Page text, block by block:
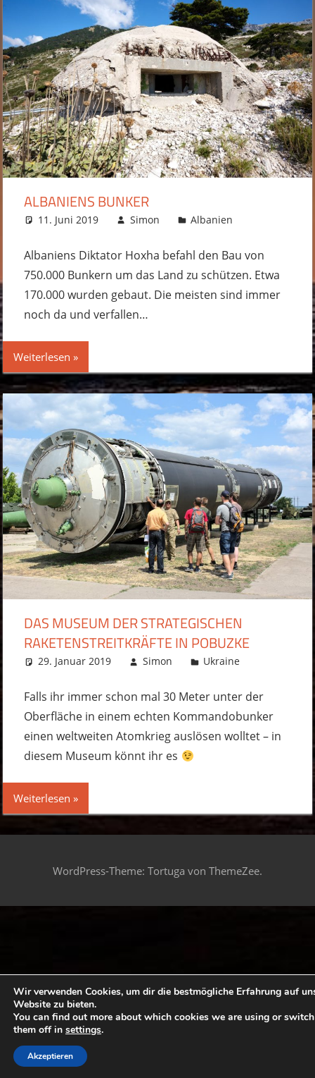
ALBANIENS BUNKER
11. Juni 2019 Simon
Albanien
hinterlassen
Albaniens Diktator Hoxha befahl den Bau von
750.000 Bunkern um das Land zu schützen. Etwa
170.000 wurden gebaut. Die meisten sind immer
noch da und verfallen…
Weiterlesen
DAS MUSEUM DER STRATEGISCHEN
RAKETENSTREITKRÄFTE IN POBUZKE
29. Januar 2019 Simon Ukraine
Falls ihr immer schon mal 30 Meter unter der
Oberfläche in einem echten Kommandobunker
einen weltweiten Atomkrieg auslösen wolltet – in
diesem Museum könnt ihr es
Weiterlesen
WordPress-Theme: Tortuga von ThemeZee.
Wir verwenden Cookies, um dir die bestmögliche Erfahrung auf
Website zu bieten.
You can find out more about which cookies we are using or switch
them off in settings.
Akzeptieren